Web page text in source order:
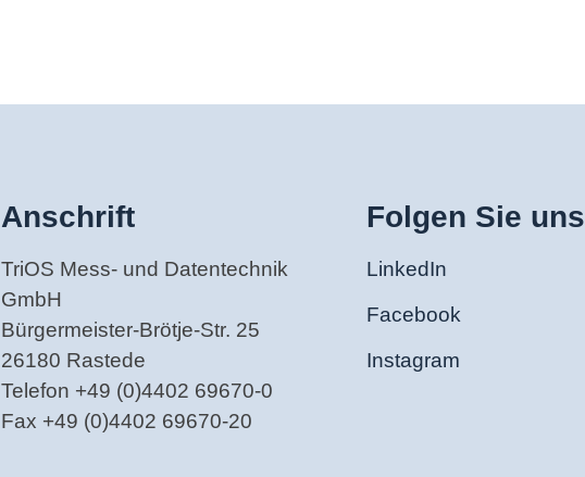
Anschrift
TriOS Mess- und Datentechnik
GmbH
Bürgermeister-Brötje-Str. 25
26180 Rastede
Telefon +49 (0)4402 69670-0
Fax +49 (0)4402 69670-20
Folgen Sie uns
LinkedIn
Facebook
Instagram